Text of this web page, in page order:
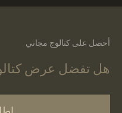
أحصل على كتالوج مجاني
هل تفضل عرض